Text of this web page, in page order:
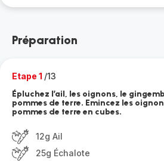
Préparation
Etape 1 /13
Épluchez l’ail, les oignons, le
pommes de terre. Emincez les
pommes de terre en cubes.
12g Ail
25g Échalote